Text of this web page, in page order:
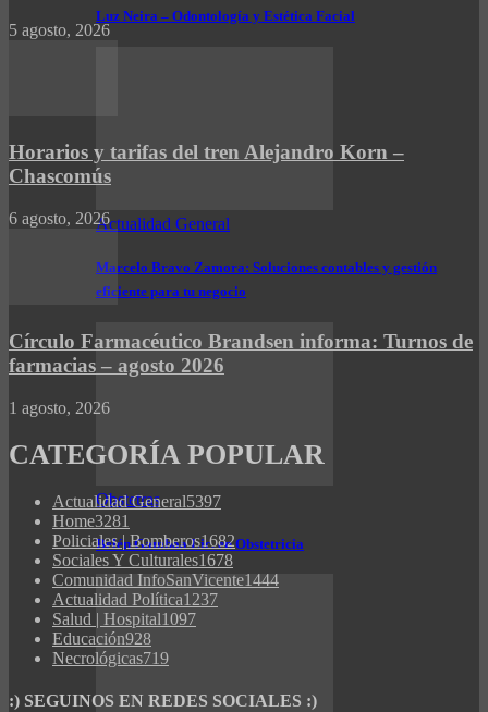
Luz Neira – Odontología y Estética Facial
Actualidad General
Marcelo Bravo Zamora: Soluciones contables y gestión
eficiente para tu negocio
Obstetras
Belén Gamboa Lic. en Obstetricia
5 agosto, 2026
Horarios y tarifas del tren Alejandro Korn –
Chascomús
6 agosto, 2026
Círculo Farmacéutico Brandsen informa: Turnos de
farmacias – agosto 2026
1 agosto, 2026
CATEGORÍA POPULAR
Actualidad General5397
Home3281
Policiales | Bomberos1682
Sociales Y Culturales1678
Comunidad InfoSanVicente1444
Actualidad Política1237
Salud | Hospital1097
Educación928
Necrológicas719
:) SEGUINOS EN REDES SOCIALES :)